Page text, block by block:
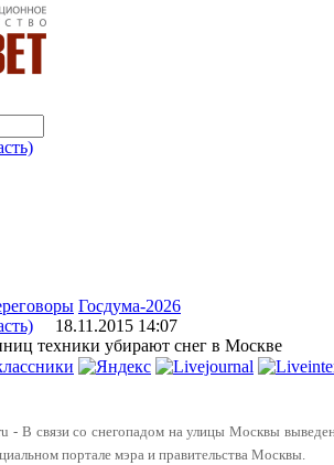
Госдума-2026
18.11.2015 14:07
техники убирают снег в Москве
- В связи со снегопадом на улицы Москвы
портале мэра и правительства Москвы.